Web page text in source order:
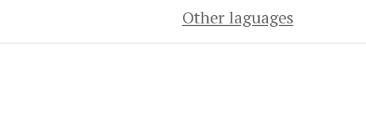
Other laguages